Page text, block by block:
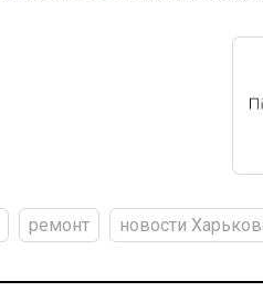
ремонт новости